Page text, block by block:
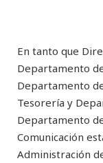
En tanto que
Departamento
Departamento
Tesorería y
Departamento
Comunicación
Administración